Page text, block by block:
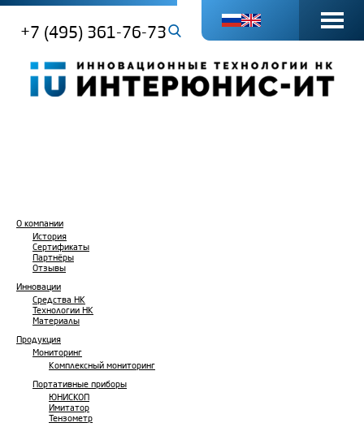
+7 (495) 361-76-73
О компании
История
Сертификаты
Партнёры
Отзывы
Инновации
Средства НК
Технологии НК
Материалы
Продукция
Мониторинг
Комплексный мониторинг
Портативные приборы
ЮНИСКОП
Имитатор
Тензометр